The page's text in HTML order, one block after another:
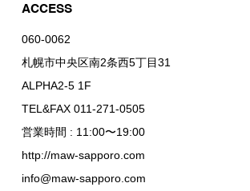
ACCESS
060-0062
札幌市中央区南2条西5丁目31
ALPHA2-5 1F
TEL&FAX 011-271-0505
営業時間 : 11:00〜19:00
http://maw-sapporo.com
info@maw-sapporo.com